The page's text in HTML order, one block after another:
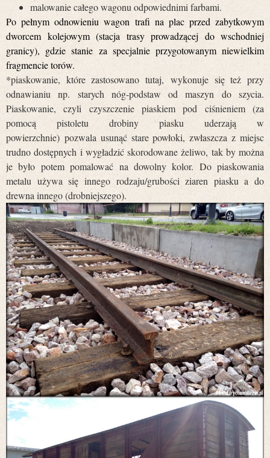
malowanie całego wagonu odpowiednimi farbami.
Po pełnym odnowieniu wagon trafi na plac przed zabytkowym
dworcem kolejowym (stacja trasy prowadzącej do wschodniej
granicy), gdzie stanie za specjalnie przygotowanym niewielkim
fragmencie torów.
*piaskowanie, które zastosowano tutaj, wykonuje się też przy
odnawianiu np. starych nóg-podstaw od maszyn do szycia.
Piaskowanie, czyli czyszczenie piaskiem pod ciśnieniem (za
pomocą pistoletu drobiny piasku uderzają w
powierzchnie) pozwala usunąć stare powłoki, zwłaszcza z miejsc
trudno dostępnych i wygładzić skorodowane żeliwo, tak by można
je było potem pomalować na dowolny kolor. Do piaskowania
metalu używa się innego rodzaju/grubości ziaren piasku a do
drewna innego (drobniejszego).